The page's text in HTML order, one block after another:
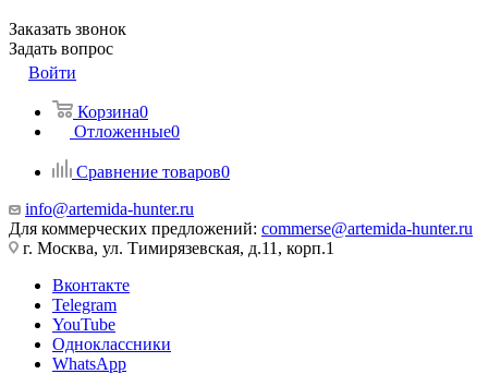
Заказать звонок
Задать вопрос
Войти
Корзина0
Отложенные0
Сравнение товаров0
info@artemida-hunter.ru
Для коммерческих предложений: commerse@artemida-hunter.ru
г. Москва, ул. Тимирязевская, д.11, корп.1
Вконтакте
Telegram
YouTube
Одноклассники
WhatsApp